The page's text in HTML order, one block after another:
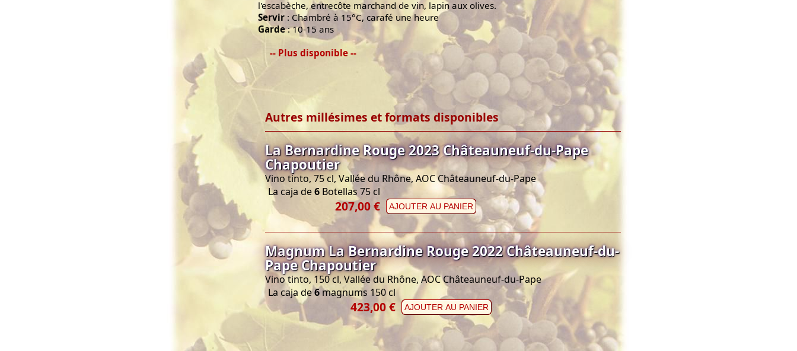
l'escabèche, entrecôte marchand de vin, lapin aux olives.
Servir : Chambré à 15°C, carafé une heure
Garde: 10-15 ans
-- Plus disponible --
Autres millésimes et formats disponibles
La Bernardine Rouge 2023 Châteauneuf-du-Pape
Chapoutier
Vino tinto, 75 cl, Vallée du Rhône, AOC Châteauneuf-du-Pape
La caja de6 Botellas 75 cl
207,00 € AJOUTER AU PANIER
Magnum La Bernardine Rouge 2022 Châteauneuf-du-
Pape Chapoutier
Vino tinto, 150 cl, Vallée du Rhône, AOC Châteauneuf-du-Pape
La caja de6 magnums 150 cl
423,00 € AJOUTER AU PANIER